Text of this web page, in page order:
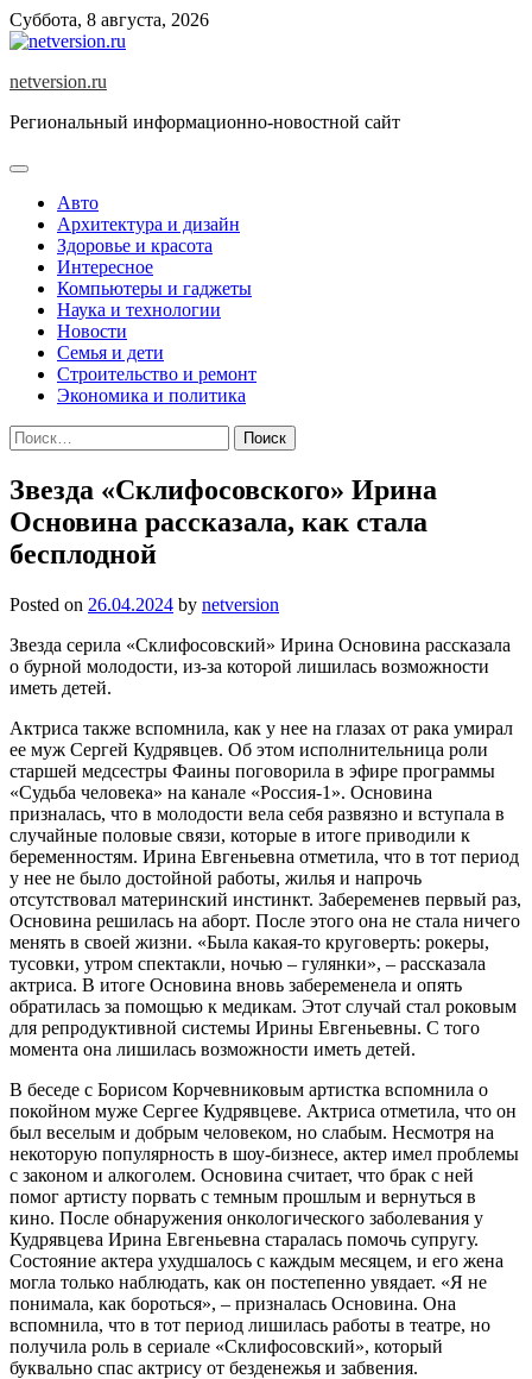
Skip
to
Суббота, 8 августа, 2026
netversion.ru
Региональный информационно-новостной сайт
Авто
Архитектура и дизайн
Здоровье и красота
Интересное
Компьютеры и гаджеты
Наука и технологии
Новости
Семья и дети
Строительство и ремонт
Экономика и политика
Найти:
Звезда «Склифосовского» Ирина
Основина рассказала, как стала
бесплодной
Posted on 26.04.2024 by netversion
Звезда серила «Склифосовский» Ирина Основина рассказала
о бурной молодости, из-за которой лишилась возможности
иметь детей.
Актриса также вспомнила, как у нее на глазах от рака умирал
ее муж Сергей Кудрявцев. Об этом исполнительница роли
старшей медсестры Фаины поговорила в эфире программы
«Судьба человека» на канале «Россия-1». Основина
призналась, что в молодости вела себя развязно и вступала в
случайные половые связи, которые в итоге приводили к
беременностям. Ирина Евгеньевна отметила, что в тот период
у нее не было достойной работы, жилья и напрочь
отсутствовал материнский инстинкт. Забеременев первый раз,
Основина решилась на аборт. После этого она не стала ничего
менять в своей жизни. «Была какая-то круговерть: рокеры,
тусовки, утром спектакли, ночью – гулянки», – рассказала
актриса. В итоге Основина вновь забеременела и опять
обратилась за помощью к медикам. Этот случай стал роковым
для репродуктивной системы Ирины Евгеньевны. С того
момента она лишилась возможности иметь детей.
В беседе с Борисом Корчевниковым артистка вспомнила о
покойном муже Сергее Кудрявцеве. Актриса отметила, что он
был веселым и добрым человеком, но слабым. Несмотря на
некоторую популярность в шоу-бизнесе, актер имел проблемы
с законом и алкоголем. Основина считает, что брак с ней
помог артисту порвать с темным прошлым и вернуться в
кино. После обнаружения онкологического заболевания у
Кудрявцева Ирина Евгеньевна старалась помочь супругу.
Состояние актера ухудшалось с каждым месяцем, и его жена
могла только наблюдать, как он постепенно увядает. «Я не
понимала, как бороться», – призналась Основина. Она
вспомнила, что в тот период лишилась работы в театре, но
получила роль в сериале «Склифосовский», который
буквально спас актрису от безденежья и забвения.